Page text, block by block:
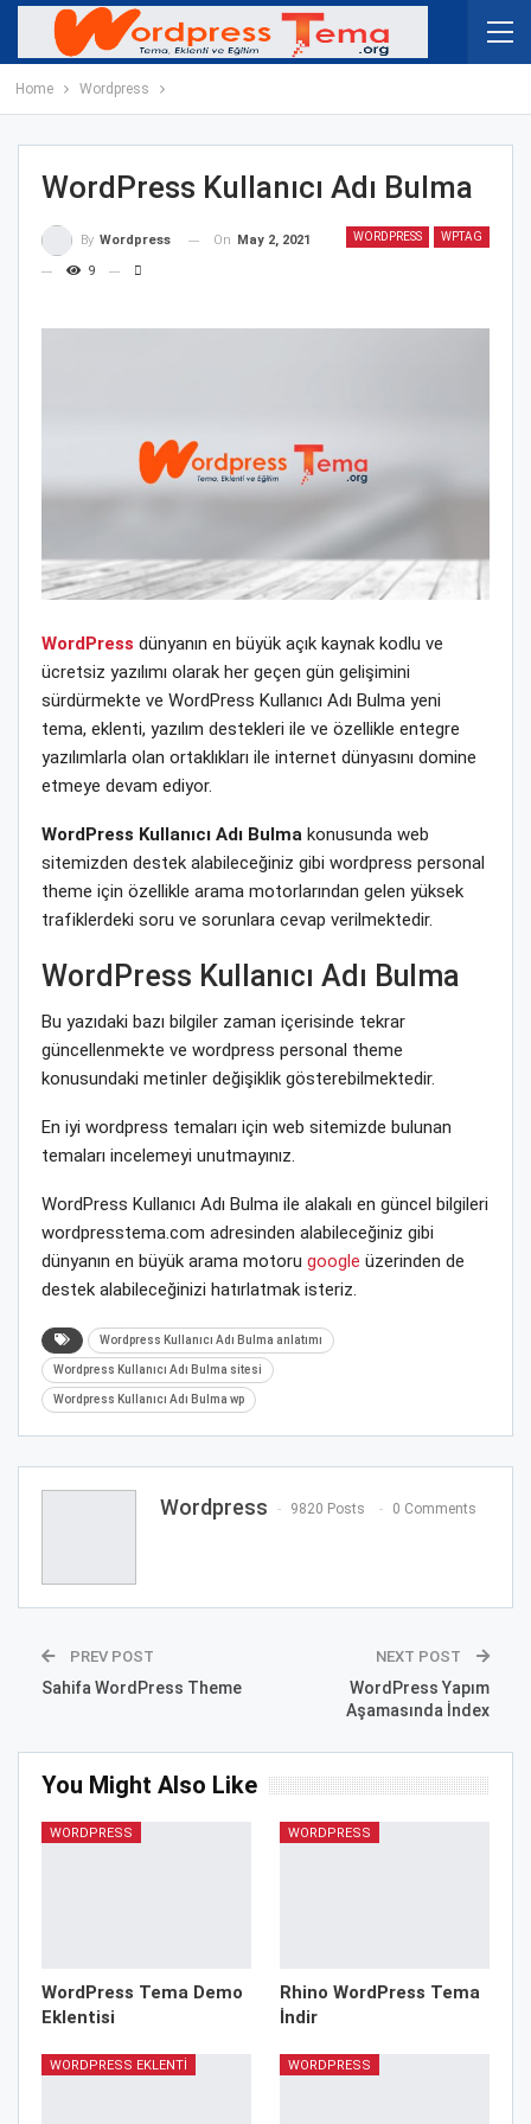
Home Wordpress
WordPress Kullanıcı Adı Bulma
WORDPRESS WPTAG
By Wordpress On May 2, 2021
9
WordPress dünyanın en büyük açık kaynak kodlu ve
ücretsiz yazılımı olarak her geçen gün gelişimini
sürdürmekte ve WordPress Kullanıcı Adı Bulma yeni
tema, eklenti, yazılım destekleri ile ve özellikle entegre
yazılımlarla olan ortaklıkları ile internet dünyasını domine
etmeye devam ediyor.
WordPress Kullanıcı Adı Bulma konusunda web
sitemizden destek alabileceğiniz gibi wordpress personal
theme için özellikle arama motorlarından gelen yüksek
trafiklerdeki soru ve sorunlara cevap verilmektedir.
WordPress Kullanıcı Adı Bulma
Bu yazıdaki bazı bilgiler zaman içerisinde tekrar
güncellenmekte ve wordpress personal theme
konusundaki metinler değişiklik gösterebilmektedir.
En iyi wordpress temaları için web sitemizde bulunan
temaları incelemeyi unutmayınız.
WordPress Kullanıcı Adı Bulma ile alakalı en güncel bilgileri
wordpresstema.com adresinden alabileceğiniz gibi
dünyanın en büyük arama motoru google üzerinden de
destek alabileceğinizi hatırlatmak isteriz.
Wordpress Kullanıcı Adı Bulma anlatımı
Wordpress Kullanıcı Adı Bulma sitesi
Wordpress Kullanıcı Adı Bulma wp
Wordpress 9820 Posts 0 Comments
PREV POST
Sahifa WordPress Theme
NEXT POST
WordPress Yapım
Aşamasında İndex
You Might Also Like
WORDPRESS
WordPress Tema Demo
Eklentisi
WORDPRESS
Rhino WordPress Tema
İndir
WORDPRESS EKLENTI WORDPRESS